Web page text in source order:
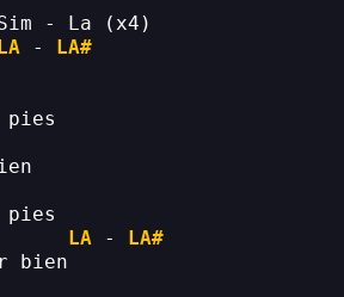
- La (x4)
- LA#
pies
pies
LA - LA#
bien